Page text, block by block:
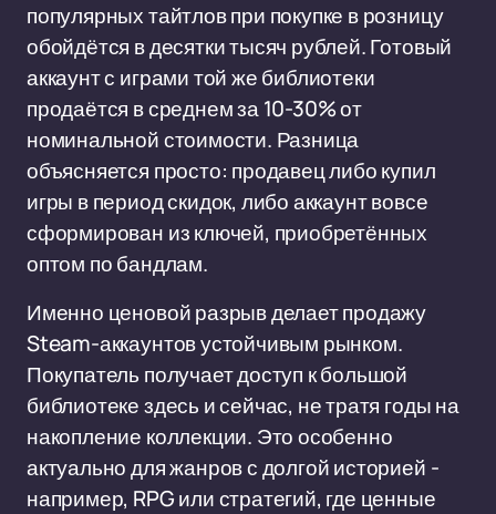
популярных тайтлов при покупке в розницу
обойдётся в десятки тысяч рублей. Готовый
аккаунт с играми той же библиотеки
продаётся в среднем за 10-30% от
номинальной стоимости. Разница
объясняется просто: продавец либо купил
игры в период скидок, либо аккаунт вовсе
сформирован из ключей, приобретённых
оптом по бандлам.
Именно ценовой разрыв делает продажу
Steam-аккаунтов устойчивым рынком.
Покупатель получает доступ к большой
библиотеке здесь и сейчас, не тратя годы на
накопление коллекции. Это особенно
актуально для жанров с долгой историей -
например, RPG или стратегий, где ценные